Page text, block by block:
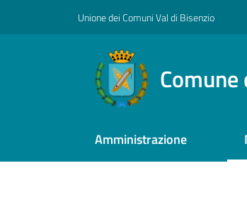
Unione dei Comuni Val di Bisenzio
Comune
Amministrazione